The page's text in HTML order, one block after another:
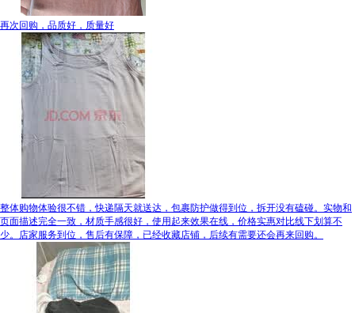
再次回购，品质好，质量好
整体购物体验很不错，快递隔天就送达，包裹防护做得到位，拆开没有磕碰。实物和
页面描述完全一致，材质手感很好，使用起来效果在线，价格实惠对比线下划算不
少。店家服务到位，售后有保障，已经收藏店铺，后续有需要还会再来回购。